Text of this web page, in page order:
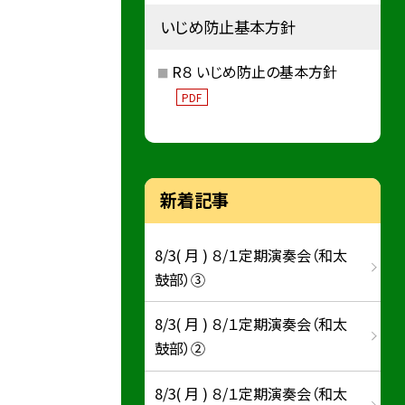
いじめ防止基本方針
R８ いじめ防止の基本方針
PDF
新着記事
8/3( 月 ) ８/１定期演奏会（和太
鼓部）③
8/3( 月 ) ８/１定期演奏会（和太
鼓部）②
8/3( 月 ) ８/１定期演奏会（和太